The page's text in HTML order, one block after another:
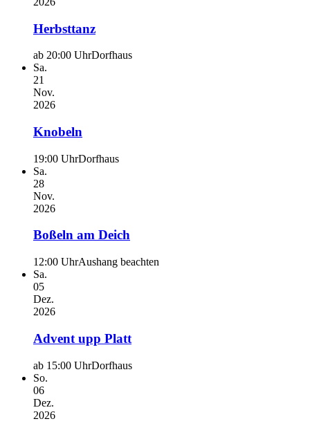
Herbsttanz
ab 20:00 UhrDorfhaus
Sa.
21
Nov.
2026
Knobeln
19:00 UhrDorfhaus
Sa.
28
Nov.
2026
Boßeln am Deich
12:00 UhrAushang beachten
Sa.
05
Dez.
2026
Advent upp Platt
ab 15:00 UhrDorfhaus
So.
06
Dez.
2026